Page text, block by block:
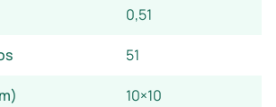
0,51
51
10×10